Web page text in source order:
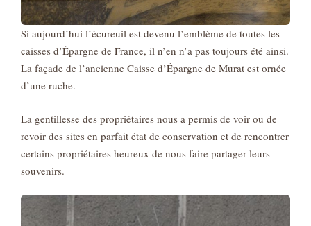
Si aujourd’hui l’écureuil est devenu l’emblème de toutes les
caisses d’Épargne de France, il n’en n’a pas toujours été ainsi.
La façade de l’ancienne Caisse d’Épargne de Murat est ornée
d’une ruche.
La gentillesse des propriétaires nous a permis de voir ou de
revoir des sites en parfait état de conservation et de rencontrer
certains propriétaires heureux de nous faire partager leurs
souvenirs.